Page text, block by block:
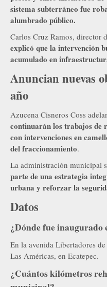
sistema subterráneo fue
alumbrado público.
Carlos Cruz Ramos, director
explicó que la intervención
acumulado en
Anuncian nuevas
año
Azucena Cisneros Coss
continuarán los trabajos de
con intervenciones en
del fraccionamiento.
La administración municipal
parte de una estrategia
urbana y reforzar la
Datos
¿Dónde fue inaugurado
En la avenida Libertadores
Las Américas, en Ecatepec.
¿Cuántos kilómetros